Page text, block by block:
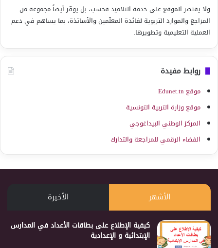
ولا يقتصر الموقع على خدمة التلاميذ فحسب، بل يوفّر أيضاً مجموعة من
المراجع والموارد التربوية لفائدة المعلّمين والأساتذة، بما يساهم في دعم
العملية التعليمية وتطويرها.
روابط مفيدة
موقع Edunet.tn
موقع وزارة التربية التونسية
المركز الوطني البيداغوجي
الفضاء الرقمي للمراجعة والتدارك
الأشهر الأخيرة
كيفية الإطلاع على بطاقات الأعداد في المدارس
الإبتدائية و الإعدادية